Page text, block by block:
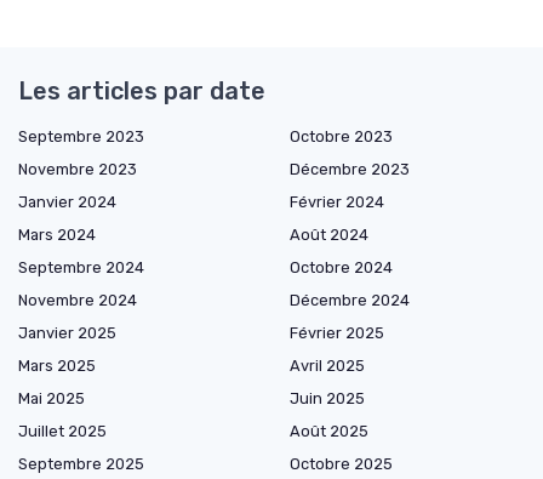
Les articles par date
Septembre 2023
Octobre 2023
Novembre 2023
Décembre 2023
Janvier 2024
Février 2024
Mars 2024
Août 2024
Septembre 2024
Octobre 2024
Novembre 2024
Décembre 2024
Janvier 2025
Février 2025
Mars 2025
Avril 2025
Mai 2025
Juin 2025
Juillet 2025
Août 2025
Septembre 2025
Octobre 2025